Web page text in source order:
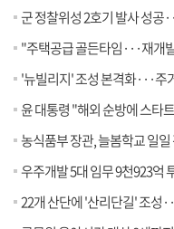
군 정찰위성 2호기 발사 성공
"주택공급 골든타임···재개
'뉴빌리지' 조성 본격화···주
윤 대통령 "해외 순방에 스타
농식품부 장관, 늘봄학교 일일
우주개발 5대 임무 9천923억
22개 산단에 '산리단길' 조성